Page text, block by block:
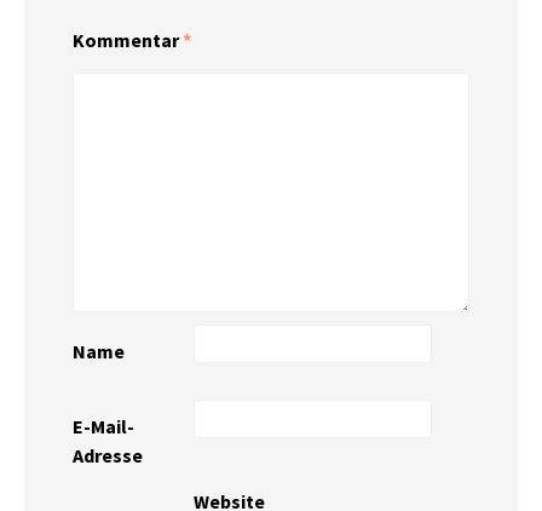
Kommentar*
Name
E-Mail-
Adresse
Website